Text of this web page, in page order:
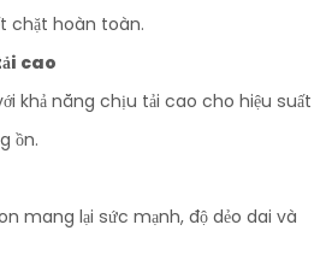
chặt hoàn toàn.
cao
khả năng chịu tải cao cho hiệu suất
ồn.
mang lại sức mạnh, độ dẻo dai và